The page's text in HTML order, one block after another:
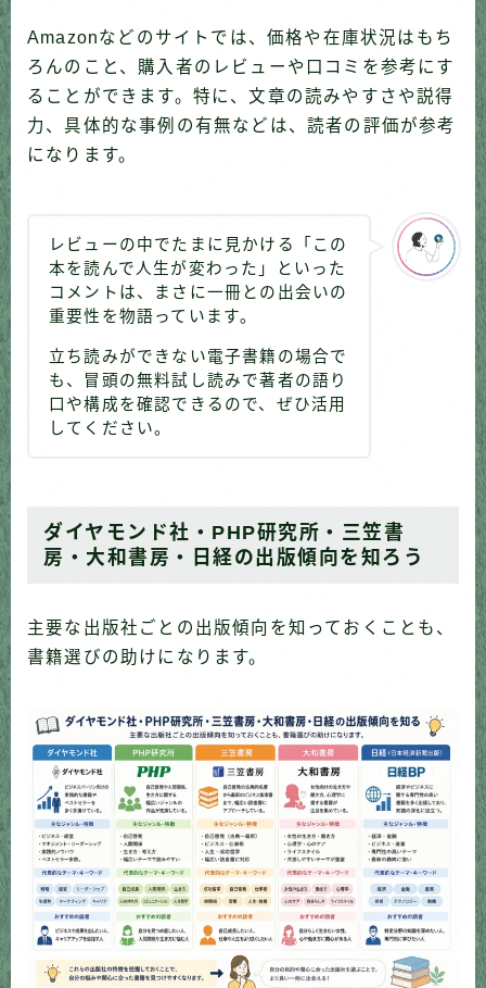
Amazonなどのサイトでは、価格や在庫状況はもち
ろんのこと、購入者のレビューや口コミを参考にす
ることができます。特に、文章の読みやすさや説得
力、具体的な事例の有無などは、読者の評価が参考
になります。
レビューの中でたまに見かける「この
本を読んで人生が変わった」といった
コメントは、まさに一冊との出会いの
重要性を物語っています。
立ち読みができない電子書籍の場合で
も、冒頭の無料試し読みで著者の語り
口や構成を確認できるので、ぜひ活用
してください。
ダイヤモンド社・PHP研究所・三笠書
房・大和書房・日経の出版傾向を知ろう
主要な出版社ごとの出版傾向を知っておくことも、
書籍選びの助けになります。